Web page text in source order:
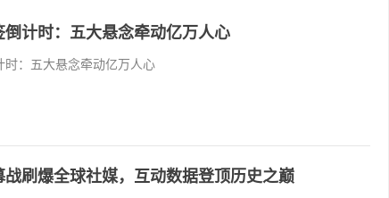
计时：五大悬念牵动亿万人心
：五大悬念牵动亿万人心
刷爆全球社媒，互动数据登顶历史之巅